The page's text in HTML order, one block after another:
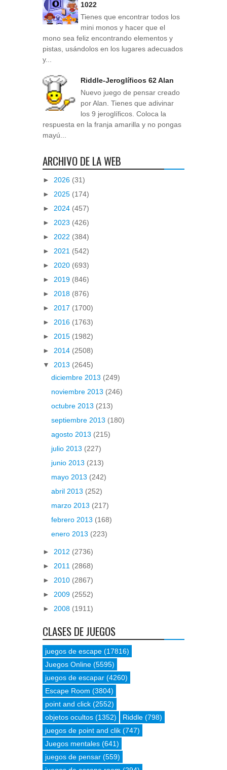
1022
Tienes que encontrar todos los
mini monos y hacer que el
mono sea feliz encontrando elementos y
pistas, usándolos en los lugares adecuados
y...
Riddle-Jeroglíficos 62 Alan
Nuevo juego de pensar creado
por Alan. Tienes que adivinar
los 9 jeroglíficos. Coloca la
respuesta en la franja amarilla y no pongas
mayú...
ARCHIVO DE LA WEB
► 2026 (31)
► 2025 (174)
► 2024 (457)
► 2023 (426)
► 2022 (384)
► 2021 (542)
► 2020 (693)
► 2019 (846)
► 2018 (876)
► 2017 (1700)
► 2016 (1763)
► 2015 (1982)
► 2014 (2508)
▼ 2013 (2645)
diciembre 2013 (249)
noviembre 2013 (246)
octubre 2013 (213)
septiembre 2013 (180)
agosto 2013 (215)
julio 2013 (227)
junio 2013 (213)
mayo 2013 (242)
abril 2013 (252)
marzo 2013 (217)
febrero 2013 (168)
enero 2013 (223)
► 2012 (2736)
► 2011 (2868)
► 2010 (2867)
► 2009 (2552)
► 2008 (1911)
CLASES DE JUEGOS
juegos de escape (17816)
Juegos Online (5595)
juegos de escapar (4260)
Escape Room (3804)
point and click (2552)
objetos ocultos (1352) Riddle (798)
juegos de point and clik (747)
Juegos mentales (641)
juegos de pensar (559)